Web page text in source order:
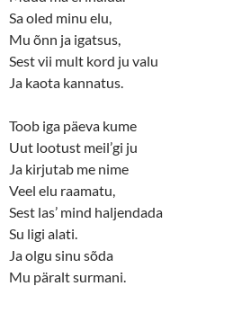
Sa oled minu elu,
Mu õnn ja igatsus,
Sest vii mult kord ju valu
Ja kaota kannatus.
Toob iga päeva kume
Uut lootust meil’gi ju
Ja kirjutab me nime
Veel elu raamatu,
Sest las’ mind haljendada
Su ligi alati.
Ja olgu sinu sõda
Mu päralt surmani.